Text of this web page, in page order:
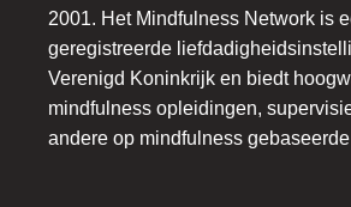
2001. Het Mindfulness Network is
geregistreerde
Verenigd Koninkrijk en biedt
mindfulness opleidingen,
andere op mindfulness